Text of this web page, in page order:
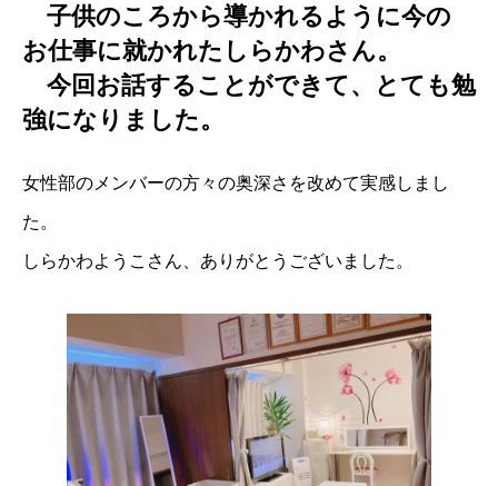
子供のころから導かれるように今の
お仕事に就かれたしらかわさん。
今回お話することができて、とても勉
強になりました。
女性部のメンバーの方々の奥深さを改めて実感しまし
た。
しらかわようこさん、ありがとうございました。